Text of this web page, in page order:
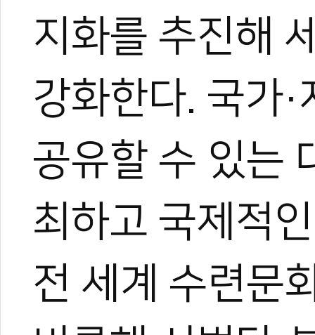
지화를 추진해
강화한다. 국가
공유할 수 있는
최하고 국제적
전 세계 수련문
이대훈·나태주
태권도진흥재단
감사원 "대한체
마침내 태권도
70년 간선제 폐